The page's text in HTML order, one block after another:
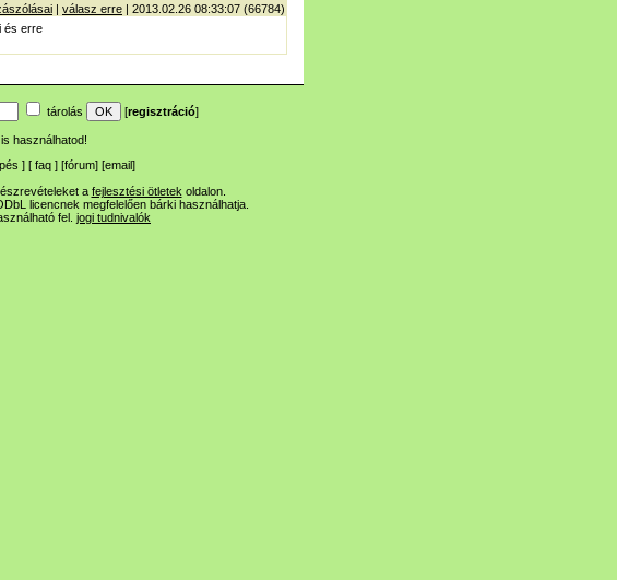
| válasz erre | 2013.02.26 08:33:07 (66784)
és erre
tárolás [regisztráció]
használhatod!
] [ faq ] [fórum] [email]
a fejlesztési ötletek oldalon.
licencnek megfelelően bárki használhatja.
fel. jogi tudnivalók